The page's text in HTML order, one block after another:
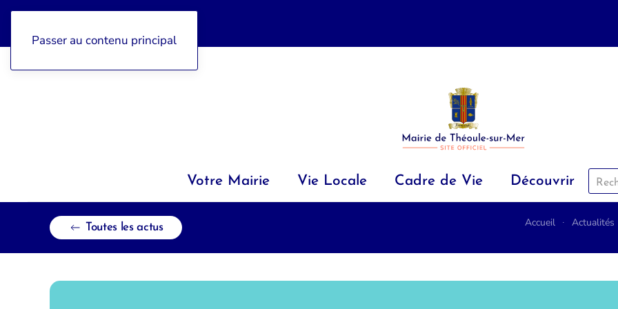
Passer au contenu principal
Votre Mairie Vie Locale Cadre de Vie Découvrir
Toutes les actus Accueil Actualités